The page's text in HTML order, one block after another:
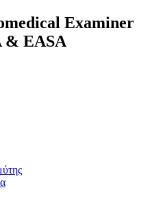
Examiner
& EASA